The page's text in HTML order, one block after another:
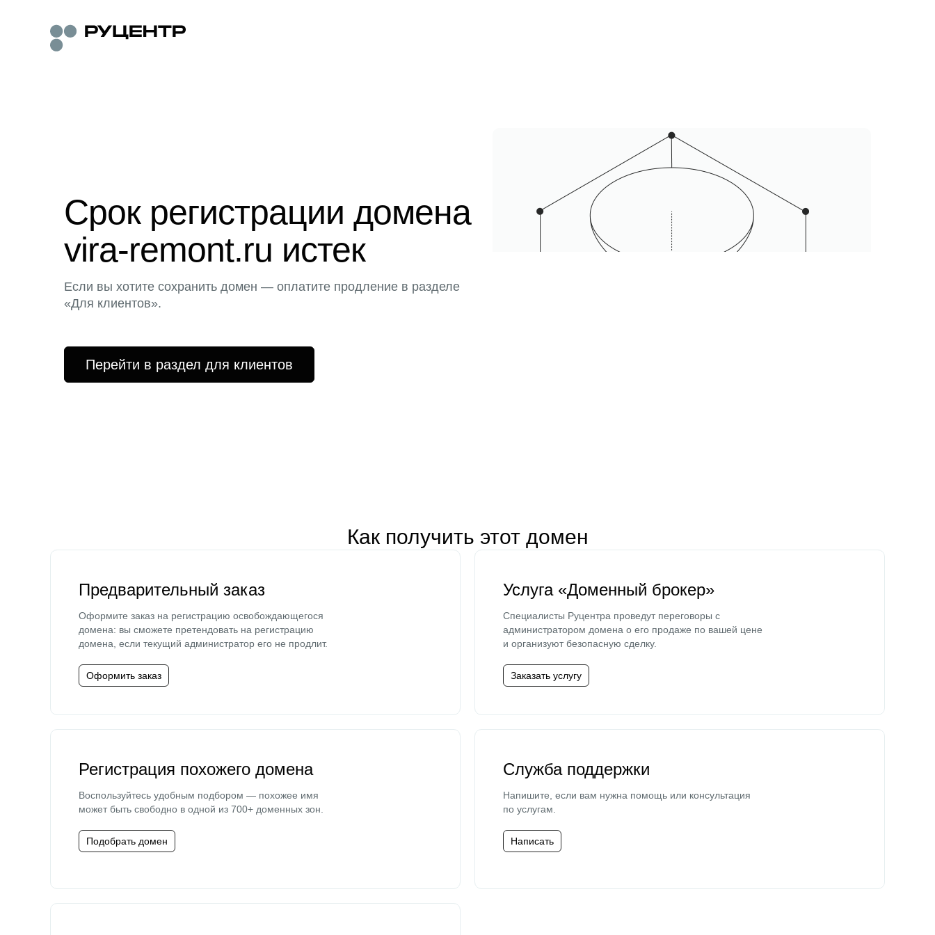
Срок регистрации домена
vira-remont.ru истек
Если вы хотите сохранить домен — оплатите продление в разделе
«Для клиентов».
Перейти в раздел для клиентов
Как получить этот домен
Предварительный заказ
Оформите заказ на регистрацию освобождающегося
домена: вы сможете претендовать на регистрацию
домена, если текущий администратор его не продлит.
Оформить заказ
Услуга «Доменный брокер»
Специалисты Руцентра проведут переговоры с
администратором домена о его продаже по вашей цене
и организуют безопасную сделку.
Заказать услугу
Регистрация похожего домена
Воспользуйтесь удобным подбором — похожее имя
может быть свободно в одной из 700+ доменных зон.
Подобрать домен
Служба поддержки
Напишите, если вам нужна помощь или консультация
по услугам.
Написать